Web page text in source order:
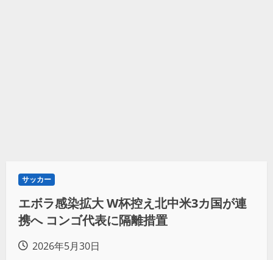
サッカー
エボラ感染拡大 W杯控え北中米3カ国が連
携へ コンゴ代表に隔離措置
2026年5月30日